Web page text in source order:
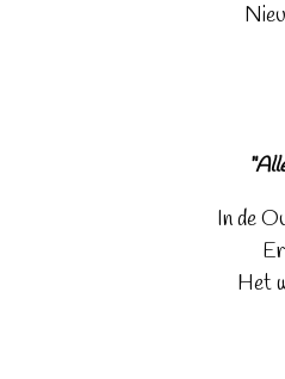
In de
Het